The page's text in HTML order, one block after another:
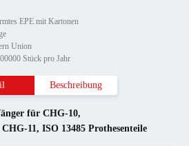
EPE mit Kartonen
Union
Stück pro Jahr
Beschreibung
für CHG-10,
11, ISO 13485 Prothesenteile